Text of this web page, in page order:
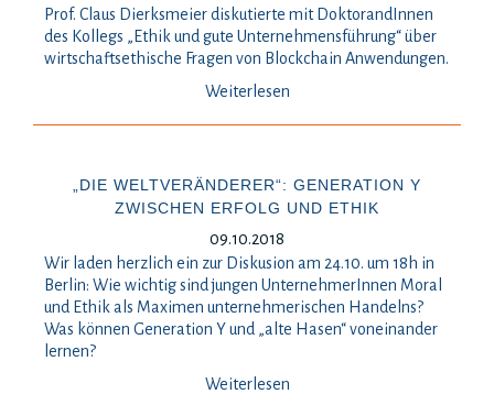
Prof. Claus Dierksmeier diskutierte mit DoktorandInnen
des Kollegs „Ethik und gute Unternehmensführung“ über
wirtschaftsethische Fragen von Blockchain Anwendungen.
Weiterlesen
„DIE WELTVERÄNDERER“: GENERATION Y
ZWISCHEN ERFOLG UND ETHIK
09.10.2018
Wir laden herzlich ein zur Diskusion am 24.10. um 18h in
Berlin: Wie wichtig sind jungen UnternehmerInnen Moral
und Ethik als Maximen unternehmerischen Handelns?
Was können Generation Y und „alte Hasen“ voneinander
lernen?
Weiterlesen